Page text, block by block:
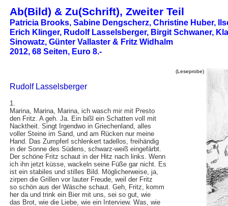
Ab(Bild) & Zu(Schrift), Zweiter Teil
Patricia Brooks, Sabine Dengscherz, Christine Huber,
Erich Klinger, Rudolf Lasselsberger, Birgit Schwaner,
Sinowatz, Günter Vallaster & Fritz Widhalm
2012, 68 Seiten, Euro 8.-
(Leseprobe)
Rudolf Lasselsberger
1.
Marina, Marina, Marina, ich wasch mir mit Presto
den Fritz. A geh. Ja. Ein bißl ein Schatten voll mit
Nacktheit. Singt Irgendwo in Griechenland, alles
voller Steine im Sand, und am Rücken nur meine
Hand. Das Zumpferl schlenkert tadellos, freihändig
in der Sonne des Südens, schwarz-weiß eingefärbt.
Der schöne Fritz schaut in der Hitz nach links. Wenn
ich ihn jetzt küsse, wackeln seine Füße gar nicht. Es
ist ein stabiles und stilles Bild. Möglicherweise, ja,
zirpen die Grillen vor lauter Freude, weil der Fritz
so schön aus der Wäsche schaut. Geh, Fritz, komm
her da und trink ein Bier mit uns, sei so gut, wie
das Brot, wie die Liebe, wie ein Interview. Was, wie